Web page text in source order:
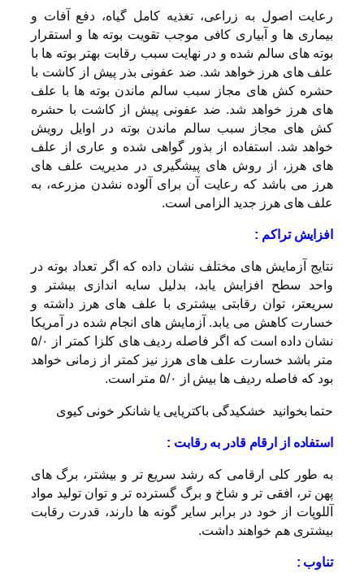
رعایت اصول به زراعی، تغذیه کامل گیاه، دفع آفات و
بیماری ها و آبیاری کافی موجب تقویت بوته ها و استقرار
بوته های سالم شده و در نهایت سبب رقابت بهتر بوته ها با
علف های هرز خواهد شد. ضد عفونی بذر پیش از کاشت با
حشره کش های مجاز سبب سالم ماندن بوته ها با علف
های هرز خواهد شد. ضد عفونی پیش از کاشت با حشره
کش های مجاز سبب سالم ماندن بوته در اوایل رویش
خواهد شد. استفاده از بذور گواهی شده و عاری از علف
های هرز، از روش های پیشگیری در مدیریت علف های
هرز می باشد که رعایت آن برای آلوده نشدن مزرعه، به
علف های هرز جدید الزامی است.
افزایش تراکم :
نتایج آزمایش های مختلف نشان داده که اگر تعداد بوته در
واحد سطح افزایش یابد، بدلیل سایه اندازی بیشتر و
سریعتر، توان رقابتی بیشتری با علف های هرز داشته و
خسارت کاهش می یابد. آزمایش های انجام شده در آمریکا
نشان داده است که اگر فاصله ردیف های کلزا کمتر از ۵/۰
متر باشد خسارت علف های هرز نیز کمتر از زمانی خواهد
بود که فاصله ردیف ها بیش از ۵/۰ متر است.
حتما بخوانید خشکیدگی باکتریایی یا شانکر خونی کیوی
استفاده از ارقام قادر به رقابت :
به طور کلی ارقامی که رشد سریع تر و بیشتر، برگ های
پهن تر، افقی تر و شاخ و برگ گسترده تر و توان تولید مواد
آللوپات از خود در برابر سایر گونه ها دارند، قدرت رقابت
بیشتری هم خواهند داشت.
تناوب :